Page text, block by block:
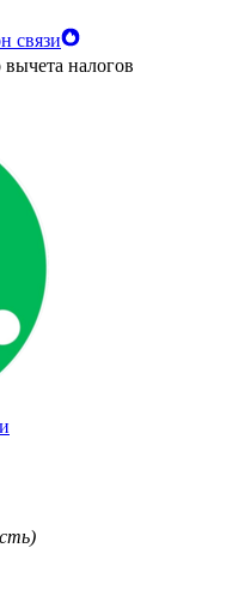
связи
вычета налогов